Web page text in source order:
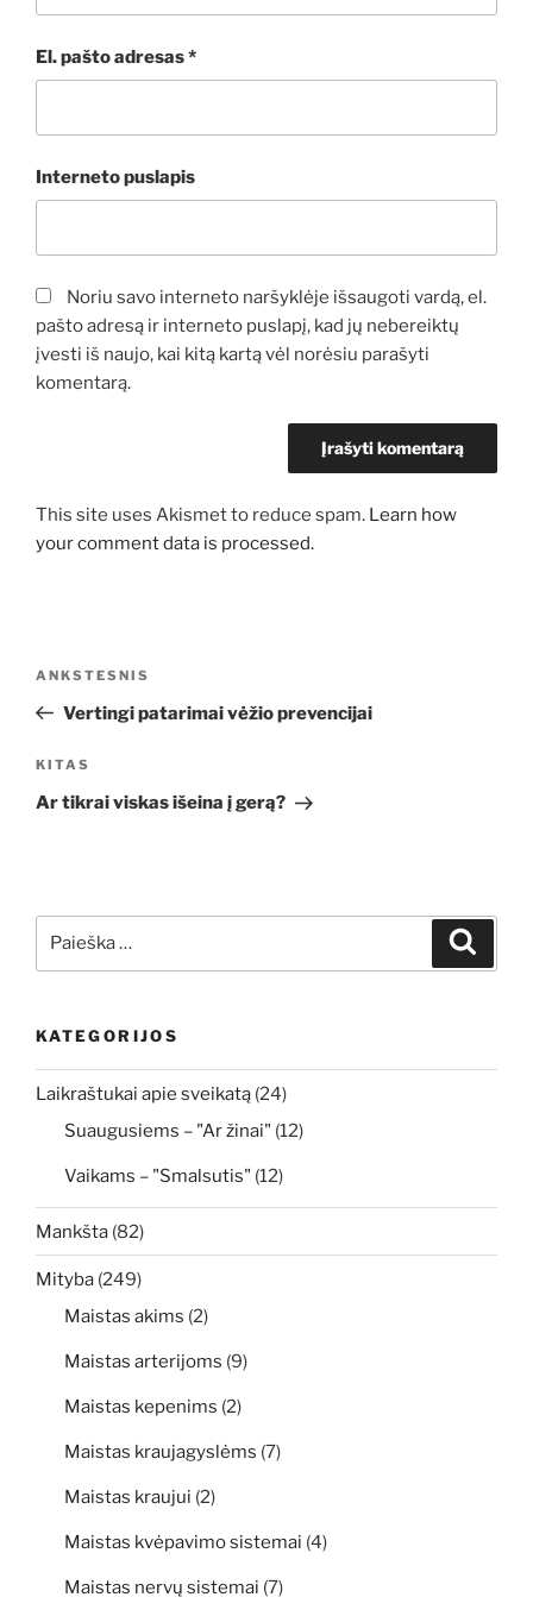
El. pašto adresas*
Interneto puslapis
Noriu savo interneto naršyklėje išsaugoti vardą, el.
pašto adresą ir interneto puslapį, kad jų nebereiktų
įvesti iš naujo, kai kitą kartą vėl norėsiu parašyti
komentarą.
This site uses Akismet to reduce spam. Learn how
your comment data is processed.
įrašų
Ankstesnis
įrašas
ANKSTESNIS
Vertingi patarimai vėžio prevencijai
Kitas
įrašas
KITAS
Ar tikrai viskas išeina į gerą?
KATEGORIJOS
Laikraštukai apie sveikatą (24)
Suaugusiems – "Ar žinai" (12)
Vaikams – "Smalsutis" (12)
Mankšta (82)
Mityba (249)
Maistas akims (2)
Maistas arterijoms (9)
Maistas kepenims (2)
Maistas kraujagyslėms (7)
Maistas kraujui (2)
Maistas kvėpavimo sistemai (4)
Maistas nervų sistemai (7)